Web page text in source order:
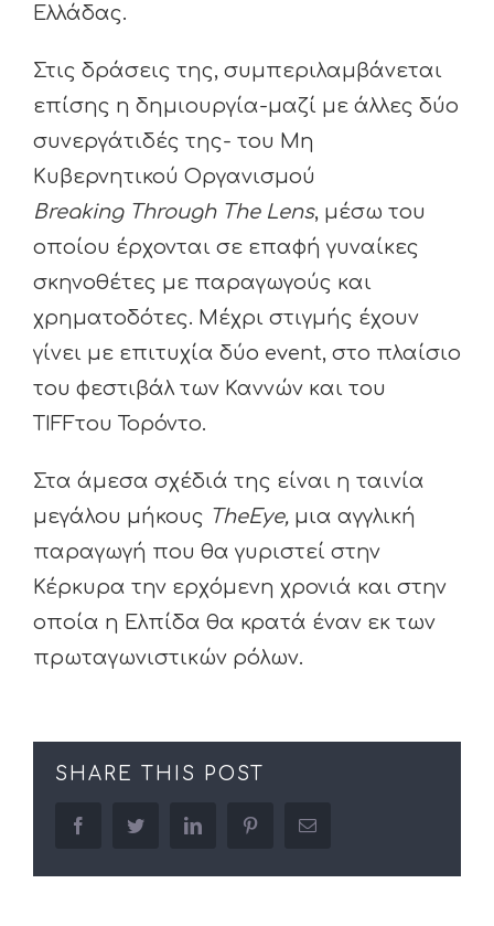
Ελλάδας.
Στις δράσεις της, συμπεριλαμβάνεται
επίσης η δημιουργία-μαζί με άλλες δύο
συνεργάτιδές της- του Μη
Κυβερνητικού Οργανισμού
Breaking Through The Lens, μέσω του
οποίου έρχονται σε επαφή γυναίκες
σκηνοθέτες με παραγωγούς και
χρηματοδότες. Μέχρι στιγμής έχουν
γίνει με επιτυχία δύο event, στο πλαίσιο
του φεστιβάλ των Καννών και του
TIFFτου Τορόντο.
Στα άμεσα σχέδιά της είναι η ταινία
μεγάλου μήκους TheEye, μια αγγλική
παραγωγή που θα γυριστεί στην
Κέρκυρα την ερχόμενη χρονιά και στην
οποία η Ελπίδα θα κρατά έναν εκ των
πρωταγωνιστικών ρόλων.
SHARE THIS POST
facebooktwitter linkedin pinterestEmail